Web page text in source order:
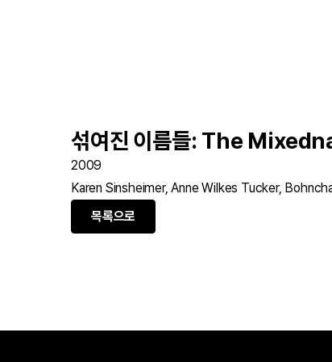
섞여진 이름들: The
2009
Karen Sinsheimer, Anne Wilkes Tucker,
목록으로